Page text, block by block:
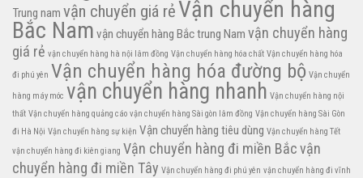
Trung nam vận chuyển giá rẻVận chuyển hàng
Bắc Nam vận chuyển hàng Bắc trung Nam vận chuyển hàng
giá rẻ vận chuyển hàng hà nội lâm đồng Vận chuyển hàng hóa chất Vận chuyển hàng hóa
đi phú yên Vận chuyển hàng hóa đường bộ Vận chuyển
hàng máy móc vận chuyển hàng nhanh Vận chuyển hàng nội
thất Vận chuyển hàng quảng cáo vận chuyển hàng Sài gòn lâm đồng Vận chuyển hàng Sài Gòn
đi Hà Nội Vận chuyển hàng sự kiện Vận chuyển hàng tiêu dùng Vận chuyển hàng Tết
vận chuyển hàng đi kiên giang Vận chuyển hàng đi miền Bắcvận
chuyển hàng đi miền Tây Vận chuyển hàng đi phú yên vận chuyển hàng đi vĩnh